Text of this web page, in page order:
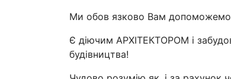
Ми обов язково Вам
Є діючим АРХІТЕКТОРОМ і
будівництва!